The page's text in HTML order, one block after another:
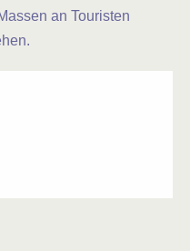
an Touristen